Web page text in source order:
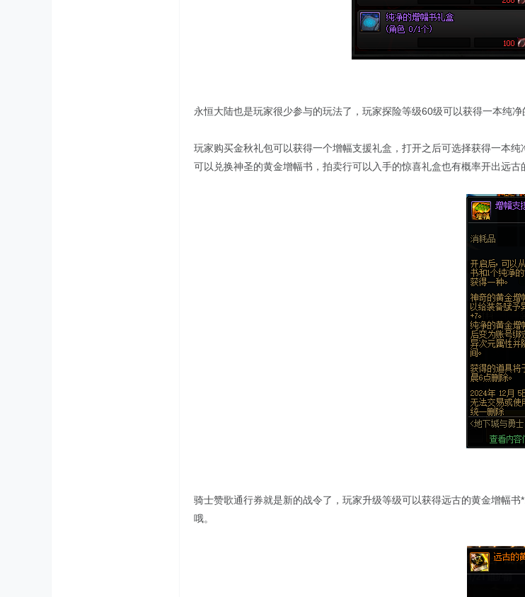
永恒大陆也是玩家很少参与的玩法了，玩家探险等级60级可以获得一本纯净
玩家购买金秋礼包可以获得一个增幅支援礼盒，打开之后可选择获得一本
可以兑换神圣的黄金增幅书，拍卖行可以入手的惊喜礼盒也有概率开出远古
骑士赞歌通行券就是新的战令了，玩家升级等级可以获得远古的黄金增幅
哦。